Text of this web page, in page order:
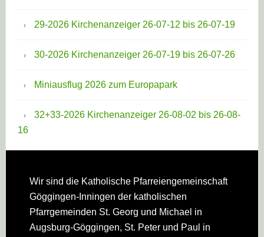
29-2026 Kirchenanzeiger 26-07-12 bis 26-07-19
30-2026 Kirchenanzeiger 26-07-19 bis 26-07-26
Miniausflug 2026 zum Europapark
32+33-2026 Kirchenanzeiger 26-08-02 bis 26-08-
16
Footer
Wir sind die Katholische Pfarreien­gemeinschaft
Göggingen-Inningen der katholischen
Pfarrgemeinden St. Georg und Michael in
Augsburg-Göggingen, St. Peter und Paul in